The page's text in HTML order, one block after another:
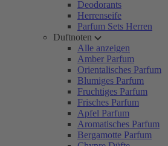
Deodorants
Herrenseife
Parfum Sets Herren
Duftnoten
Alle anzeigen
Amber Parfum
Orientalisches Parfum
Blumiges Parfum
Fruchtiges Parfum
Frisches Parfum
Apfel Parfum
Aromatisches Parfum
Bergamotte Parfum